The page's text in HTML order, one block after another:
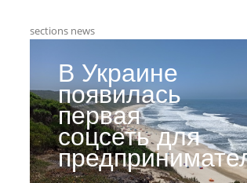
sections news
В Украине
появилась
первая
соцсеть для